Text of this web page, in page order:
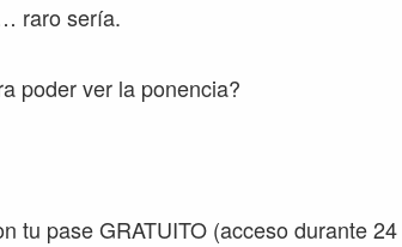
raro sería.
poder ver la ponencia?
tu pase GRATUITO (acceso durante